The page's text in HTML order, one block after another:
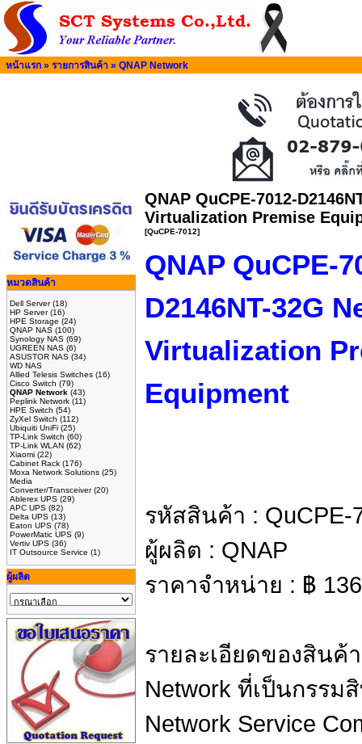
หน้าแรก » รายการสินค้า » QNAP Network
หมวดสินค้า
Dell Server(18)
HP Server(16)
HPE Storage (24)
QNAP NAS (100)
Synology NAS (69)
UGREEN NAS (6)
ASUSTOR NAS (34)
WD NAS
Allied Telesis Switches (16)
Cisco Switch (79)
QNAP Network (43)
Peplink Network (11)
HPE Switch (54)
ZyXel Switch (112)
Ubiquiti UniFi (25)
TP-Link Switch (60)
TP-Link WLAN (62)
Xiaomi (22)
Cabinet Rack (176)
Moxa Network Solutions (25)
Media
Converter/Transceiver(20)
Ablerex UPS (29)
APC UPS (82)
Delta UPS (13)
Eaton UPS (78)
PowerMatic UPS (9)
Vertiv UPS (36)
IT Outsource Service (1)
ผู้ผลิต
QNAP QuCPE-7012-
Virtualization Premise
[QuCPE-7012]
QNAP QuCPE-
D2146NT-32G
Virtualization
Equipment
รหัสสินค้า : QuCPE-
ผู้ผลิต : QNAP
ราคาจำหน่าย : ฿
รายละเอียดของสินค้
Network ที่เป็นกรรม
Network Service